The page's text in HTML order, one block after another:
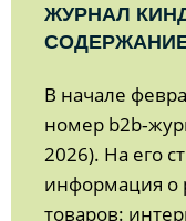
ЖУРНАЛ
В начале
номер
2026). На его
информация о
товаров: